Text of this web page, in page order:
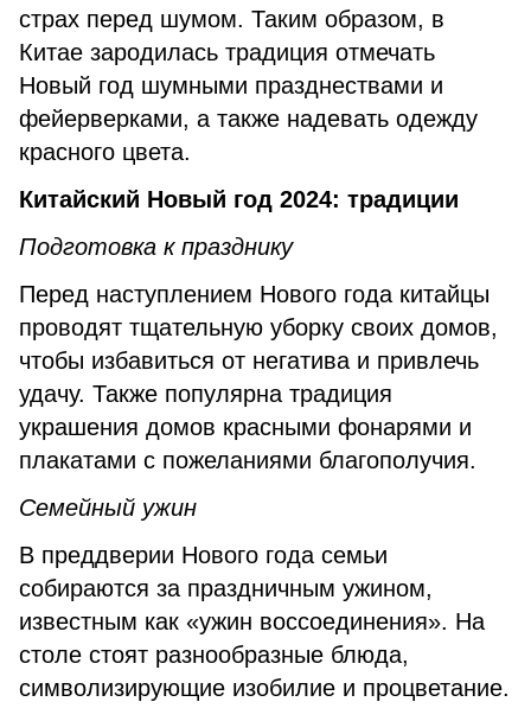
страх перед шумом. Таким образом, в
Китае зародилась традиция отмечать
Новый год шумными празднествами и
фейерверками, а также надевать одежду
красного цвета.
Китайский Новый год 2024: традиции
Подготовка к празднику
Перед наступлением Нового года китайцы
проводят тщательную уборку своих домов,
чтобы избавиться от негатива и привлечь
удачу. Также популярна традиция
украшения домов красными фонарями и
плакатами с пожеланиями благополучия.
Семейный ужин
В преддверии Нового года семьи
собираются за праздничным ужином,
известным как «ужин воссоединения». На
столе стоят разнообразные блюда,
символизирующие изобилие и процветание.